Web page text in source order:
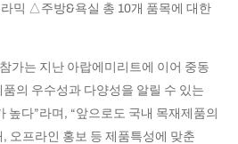
믹 △주방&욕실 총 10개 품목에 대한
가는 지난 아랍에미리트에 이어 중동
의 우수성과 다양성을 알릴 수 있는
높다”라며, “앞으로도 국내 목재제품의
오프라인 홍보 등 제품특성에 맞춘